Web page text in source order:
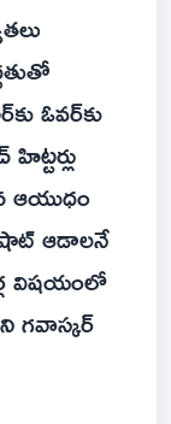
ఓవర్‌కు
ఆయుధం
ఆడాలనే
విషయంలో
గవాస్కర్